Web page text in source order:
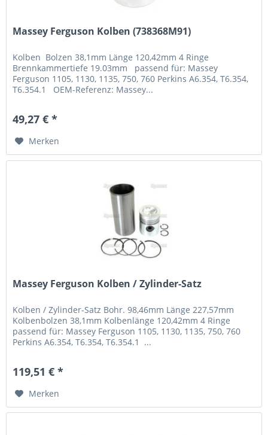
Massey Ferguson Kolben (738368M91)
Kolben Bolzen 38,1mm Länge 120,42mm 4 Ringe
Brennkammertiefe 19.03mm passend für: Massey
Ferguson 1105, 1130, 1135, 750, 760 Perkins A6.354, T6.354,
T6.354.1 OEM-Referenz: Massey...
49,27 € *
Merken
Massey Ferguson Kolben / Zylinder-Satz
Kolben / Zylinder-Satz Bohr. 98,46mm Länge 227,57mm
Kolbenbolzen 38,1mm Kolbenlänge 120,42mm 4 Ringe
passend für: Massey Ferguson 1105, 1130, 1135, 750, 760
Perkins A6.354, T6.354, T6.354.1 ...
119,51 € *
Merken